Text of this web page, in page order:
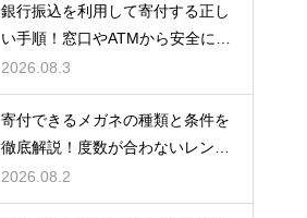
銀行振込を利用して寄付する正し
い手順！窓口やATMから安全に支
援金を送る方法
2026.08.3
寄付できるメガネの種類と条件を
徹底解説！度数が合わないレンズ
でも大丈夫
2026.08.2